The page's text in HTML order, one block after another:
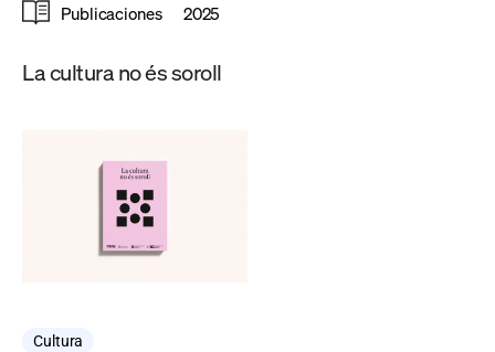
Publicaciones 2025
La cultura no és soroll
Cultura